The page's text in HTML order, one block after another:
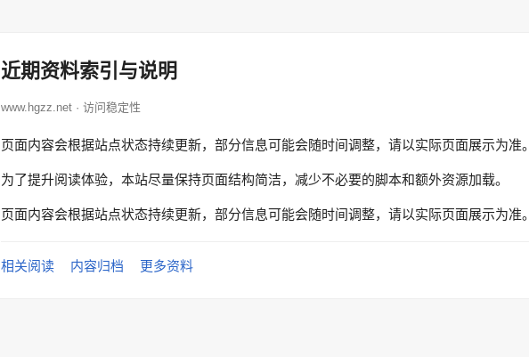
近期资料索引与说明
www.hgzz.net · 访问稳定性
页面内容会根据站点状态持续更新，部分信息可能会随时间调整，请以实际页面展示为准。
为了提升阅读体验，本站尽量保持页面结构简洁，减少不必要的脚本和额外资源加载。
页面内容会根据站点状态持续更新，部分信息可能会随时间调整，请以实际页面展示为准。
相关阅读 内容归档 更多资料